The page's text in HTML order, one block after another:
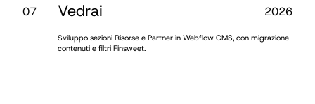
07 Vedrai
Sviluppo sezioni Risorse e Partner in Webflow CMS, con migrazione
contenuti e filtri Finsweet.
2026